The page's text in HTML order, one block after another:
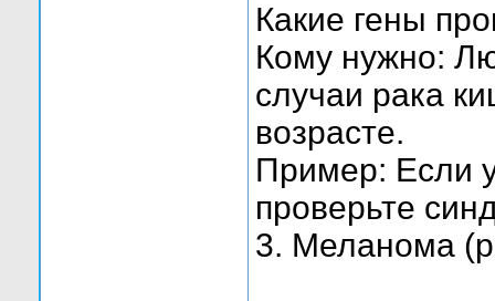
Какие гены
Кому нужно:
случаи рака
возрасте.
Пример: Если
проверьте
3. Меланома